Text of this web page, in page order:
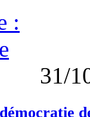
31/